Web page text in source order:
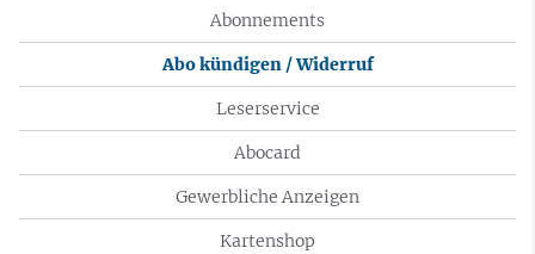
Abonnements
Abo kündigen / Widerruf
Leserservice
Abocard
Gewerbliche Anzeigen
Kartenshop